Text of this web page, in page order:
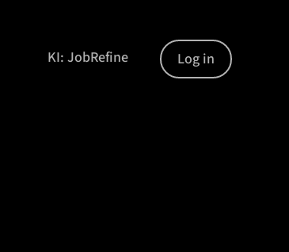
KI: JobRefine Log in